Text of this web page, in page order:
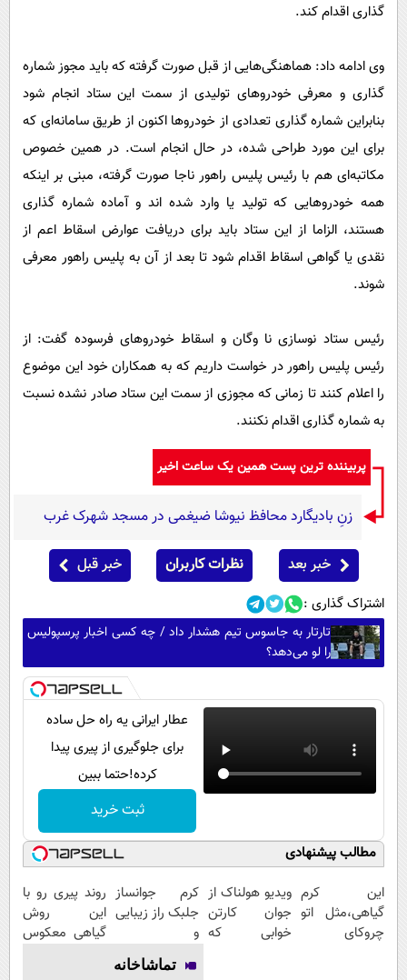
گذاری اقدام کند.
وی ادامه داد: هماهنگی‌هایی از قبل صورت گرفته که باید مجوز شماره
گذاری و معرفی خودروهای تولیدی از سمت این ستاد انجام شود
بنابراین شماره گذاری تعدادی از خودروها اکنون از طریق سامانه‌ای که
برای این مورد طراحی شده، در حال انجام است. در همین خصوص
مکاتبه‌ای هم با رئیس پلیس راهور ناجا صورت گرفته، مبنی بر اینکه
همه خودروهایی که تولید یا وارد شده اند و آماده شماره گذاری
هستند، الزاما از این ستاد باید برای دریافت عوارض اسقاط اعم از
نقدی یا گواهی اسقاط اقدام شود تا بعد از آن به پلیس راهور معرفی
شوند.
رئیس ستاد نوسازی نا وگان و اسقاط خودروهای فرسوده گفت: از
رئیس پلیس راهور در خواست داریم که به همکاران خود این موضوع
را اعلام کنند تا زمانی که مجوزی از سمت این ستاد صادر نشده نسبت
به شماره گذاری اقدام نکنند.
پربیننده ترین پست همین یک ساعت اخیر
زنِ بادیگارد محافظ نیوشا ضیغمی در مسجد شهرک غرب
خبر بعد نظرات کاربران خبر قبل
اشتراک گذاری :
تارتار به جاسوس تیم هشدار داد / چه کسی اخبار پرسپولیس
را لو می‌دهد؟
عطار ایرانی یه راه حل ساده
برای جلوگیری از پیری پیدا
کرده!حتما ببین
ثبت خرید
مطالب پیشنهادی
این کرم
گیاهی،مثل اتو
چروکای
ویدیو هولناک از
جوان کارتن
خوابی که
کرم جوانساز
جلبک راز زیبایی
و
روند پیری رو با
این روش
گیاهی معکوس
تماشاخانه